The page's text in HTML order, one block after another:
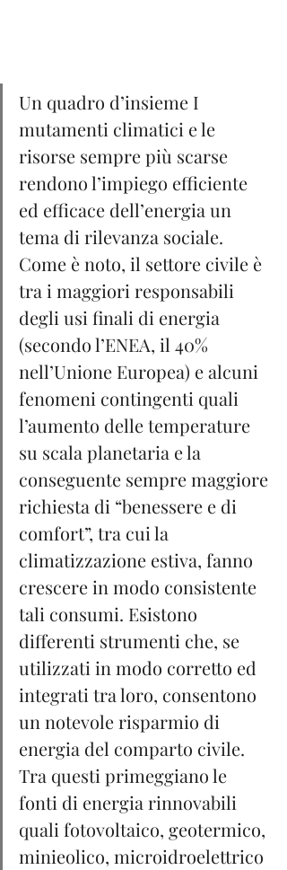
Un quadro d’insieme I
mutamenti climatici e le
risorse sempre più scarse
rendono l’impiego efficiente
ed efficace dell’energia un
tema di rilevanza sociale.
Come è noto, il settore civile è
tra i maggiori responsabili
degli usi finali di energia
(secondo l’ENEA, il 40%
nell’Unione Europea) e alcuni
fenomeni contingenti quali
l’aumento delle temperature
su scala planetaria e la
conseguente sempre maggiore
richiesta di “benessere e di
comfort”, tra cui la
climatizzazione estiva, fanno
crescere in modo consistente
tali consumi. Esistono
differenti strumenti che, se
utilizzati in modo corretto ed
integrati tra loro, consentono
un notevole risparmio di
energia del comparto civile.
Tra questi primeggiano le
fonti di energia rinnovabili
quali fotovoltaico, geotermico,
minieolico, microidroelettrico